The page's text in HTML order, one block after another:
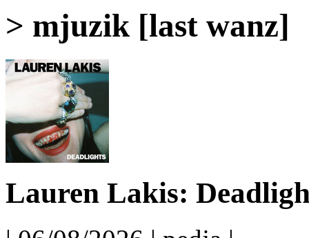
> mjuzik [last wanz]
Lauren Lakis: